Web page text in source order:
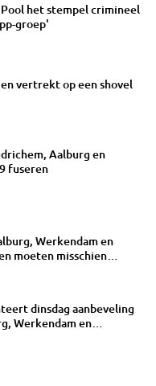
het stempel crimineel
groep'
vertrekt op een shovel
Aalburg en
fuseren
Werkendam en
moeten misschien
dinsdag aanbeveling
Werkendam en